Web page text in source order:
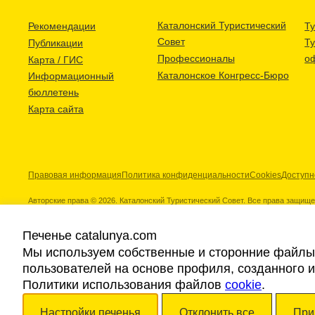
Рекомендации
Публикации
Карта / ГИС
Информационный
бюллетень
Карта сайта
Каталонский Туристический
Совет
Профессионалы
Каталонское Конгресс-Бюро
Правовая информация Политика конфиденциальностиCookies
Авторские права © 2026. Каталонский Туристический Совет. Все права
Наши партнеры
Печенье catalunya.com
Мы используем собственные и сторонние
пользователей на основе профиля,
Политики использования файлов cookie.
Настройки печенья Отклонить все